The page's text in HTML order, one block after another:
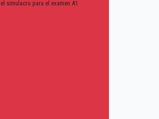
el simulacro para el examen A1